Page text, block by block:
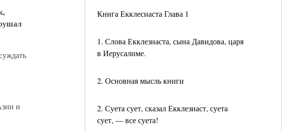
Книга Екклесиаста Глава 1
1. Слова Екклезиаста, сына Давидова, царя
в Иерусалиме.
2. Основная мысль книги
2. Суета сует, сказал Екклезиаст, суета
сует, — все суета!
и